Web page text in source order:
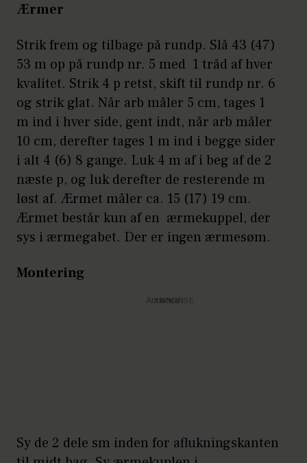
Ærmer
Strik frem og tilbage på rundp. Slå 43 (47)
53 m op på rundp nr. 5 med 1 tråd af hver
kvalitet. Strik 4 p retst, skift til rundp nr. 6
og strik glat. Når arb måler 5 cm, tages 1
m ind i hver side, gent indt, når arb måler
10 cm, derefter tages 1 m ind i begge sider
i alt 4 (6) 8 gange. Luk 4 m af i beg af de 2
næste p, og luk derefter de resterende m
løst af. Ærmet måler ca. 15 (17) 19 cm.
Ærmet består kun af en ærmekuppel, der
sys i ærmegabet. Der er ingen ærmesøm.
Montering
Annonce
Sy de 2 dele sm inden for aflukningskanten